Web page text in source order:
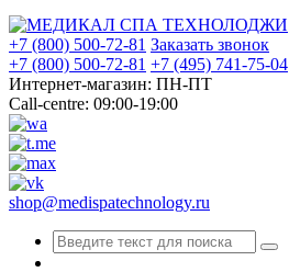
+7 (800) 500-72-81 Заказать звонок
+7 (800) 500-72-81 +7 (495) 741-75-04
Интернет-магазин: ПН-ПТ
Call-centre: 09:00-19:00
shop@medispatechnology.ru